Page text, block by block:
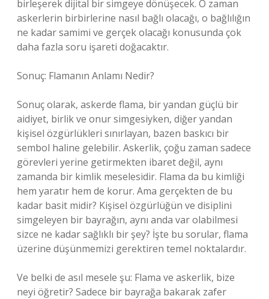
birleşerek dijital bir simgeye dönüşecek. O zaman
askerlerin birbirlerine nasıl bağlı olacağı, o bağlılığın
ne kadar samimi ve gerçek olacağı konusunda çok
daha fazla soru işareti doğacaktır.
Sonuç: Flamanın Anlamı Nedir?
Sonuç olarak, askerde flama, bir yandan güçlü bir
aidiyet, birlik ve onur simgesiyken, diğer yandan
kişisel özgürlükleri sınırlayan, bazen baskıcı bir
sembol haline gelebilir. Askerlik, çoğu zaman sadece
görevleri yerine getirmekten ibaret değil, aynı
zamanda bir kimlik meselesidir. Flama da bu kimliği
hem yaratır hem de korur. Ama gerçekten de bu
kadar basit midir? Kişisel özgürlüğün ve disiplini
simgeleyen bir bayrağın, aynı anda var olabilmesi
sizce ne kadar sağlıklı bir şey? İşte bu sorular, flama
üzerine düşünmemizi gerektiren temel noktalardır.
Ve belki de asıl mesele şu: Flama ve askerlik, bize
neyi öğretir? Sadece bir bayrağa bakarak zafer